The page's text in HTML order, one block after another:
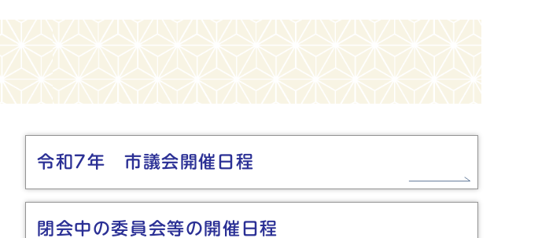
令和7年 市議会開催日程
閉会中の委員会等の開催日程